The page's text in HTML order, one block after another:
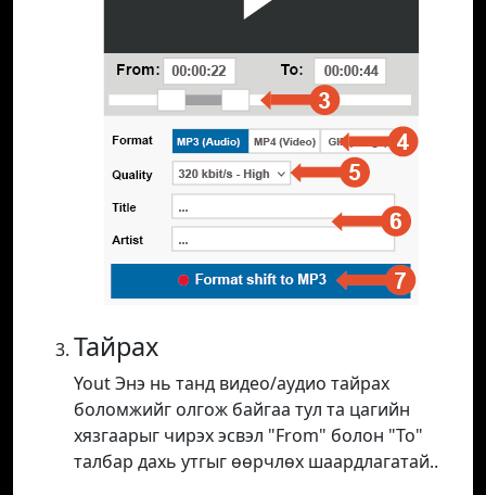
Тайрах
Yout Энэ нь танд видео/аудио тайрах
боломжийг олгож байгаа тул та цагийн
хязгаарыг чирэх эсвэл "From" болон "To"
талбар дахь утгыг өөрчлөх шаардлагатай..